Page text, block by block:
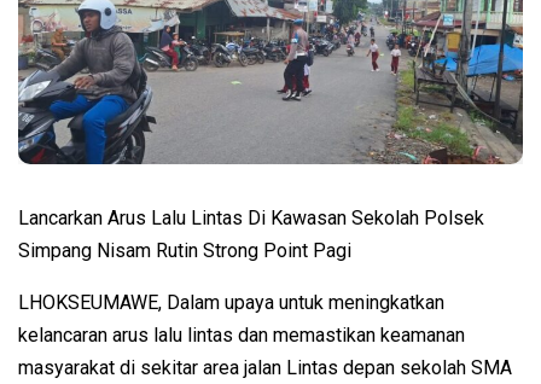
Lancarkan Arus Lalu Lintas Di Kawasan Sekolah Polsek
Simpang Nisam Rutin Strong Point Pagi
LHOKSEUMAWE, Dalam upaya untuk meningkatkan
kelancaran arus lalu lintas dan memastikan keamanan
masyarakat di sekitar area jalan Lintas depan sekolah SMA